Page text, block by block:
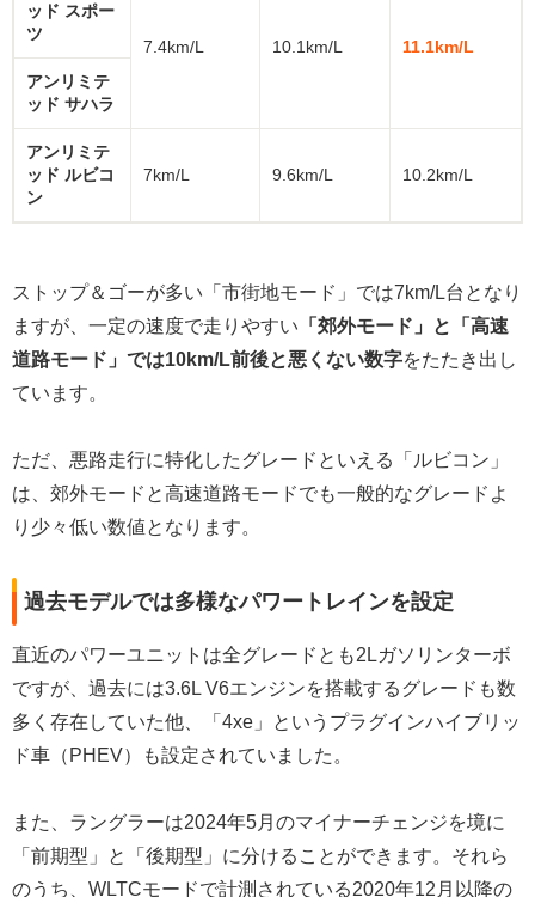
ッド スポー
ツ
7.4km/L 10.1km/L
11.1km/L
アンリミテ
ッド サハラ
アンリミテ
ッド ルビコ
ン
7km/L 9.6km/L 10.2km/L
ストップ＆ゴーが多い「市街地モード」では7km/L台となり
ますが、一定の速度で走りやすい 「郊外モード」と「高速
道路モード」では10km/L前後と悪くない数字をたたき出し
ています。
ただ、悪路走行に特化したグレードといえる「ルビコン」
は、郊外モードと高速道路モードでも一般的なグレードよ
り少々低い数値となります。
過去モデルでは多様なパワートレインを設定
直近のパワーユニットは全グレードとも2Lガソリンターボ
ですが、過去には3.6L V6エンジンを搭載するグレードも数
多く存在していた他、「4xe」というプラグインハイブリッ
ド車（PHEV）も設定されていました。
また、ラングラーは2024年5月のマイナーチェンジを境に
「前期型」と「後期型」に分けることができます。それら
のうち、WLTCモードで計測されている2020年12月以降の